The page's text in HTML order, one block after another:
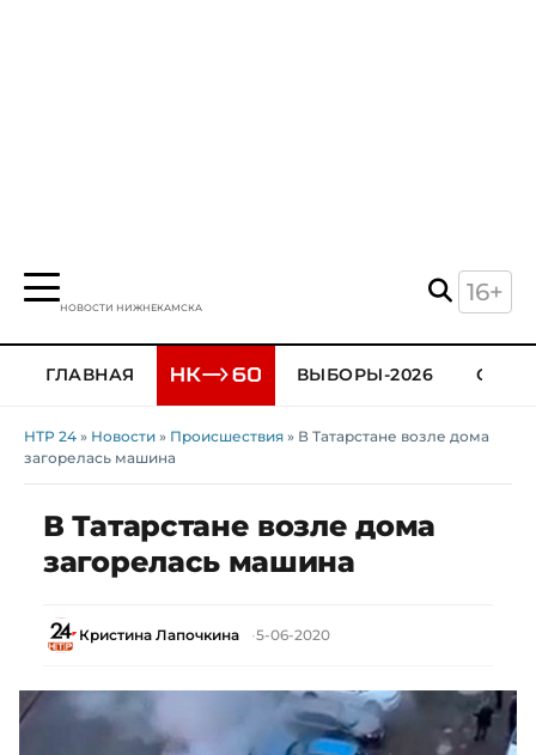
НОВОСТИ НИЖНЕКАМСКА
16+
ГЛАВНАЯ ВЫБОРЫ-2026
НТР 24 » Новости » Происшествия » В Татарстане возле дома
загорелась машина
В Татарстане возле дома
загорелась машина
Кристина Лапочкина 5-06-2020